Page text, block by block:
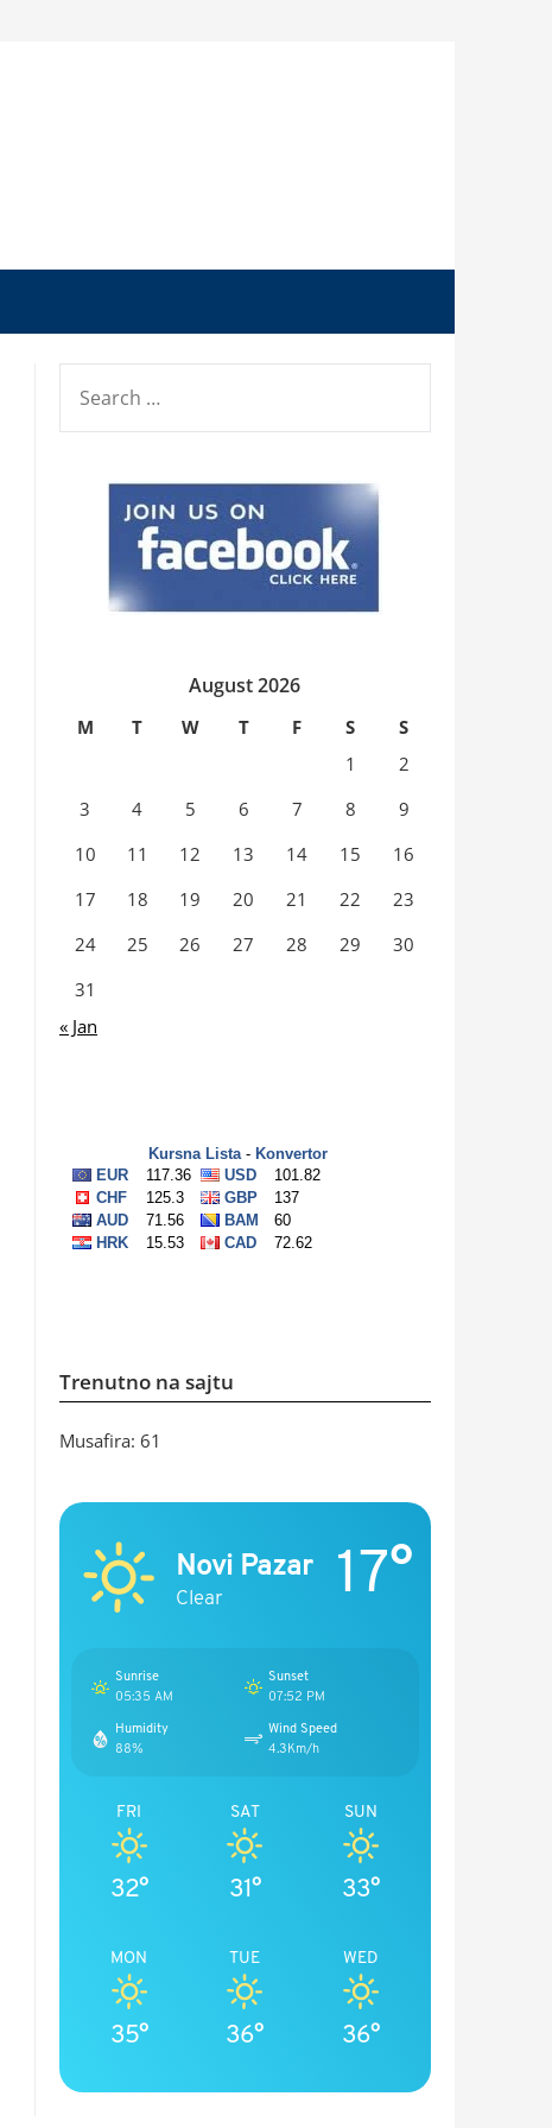
FOR:
August 2026
M T W T F S
S
1
2
3
4 5 6 7 8
9
10
11 12 13 14 15
16
17
18 19 20 21 22
23
24
25 26 27 28 29
30
31
« Jan
Trenutno na sajtu
Musafira: 61
Novi Pazar
Clear 17°
Sunrise
05:35 AM
Sunset
07:52 PM
Humidity
88%
Wind Speed
4.3Km/h
FRI
32°
SAT
31°
SUN
33°
MON
35°
TUE
36°
WED
36°